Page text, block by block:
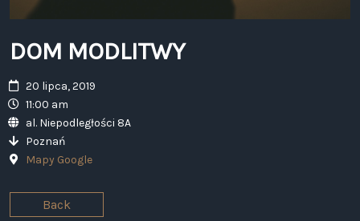
DOM MODLITWY
20 lipca, 2019
11:00 am
al. Niepodległości 8A
Poznań
Mapy Google
Back